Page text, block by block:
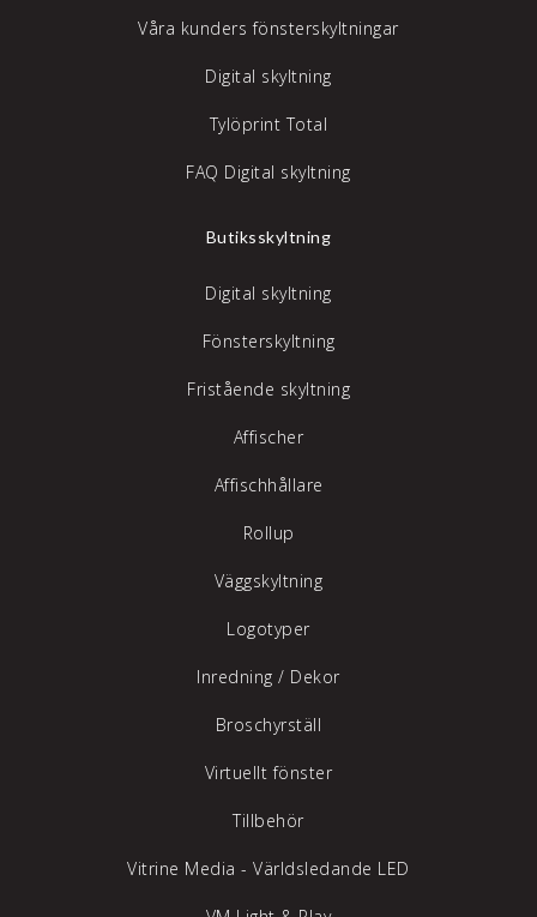
Våra kunders fönsterskyltningar
Digital skyltning
Tylöprint Total
FAQ Digital skyltning
Butiksskyltning
Digital skyltning
Fönsterskyltning
Fristående skyltning
Affischer
Affischhållare
Rollup
Väggskyltning
Logotyper
Inredning / Dekor
Broschyrställ
Virtuellt fönster
Tillbehör
Vitrine Media - Världsledande LED